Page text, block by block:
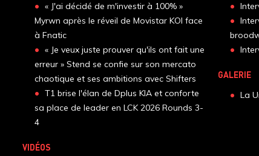
« J'ai décidé de m'investir à 100% »
Myrwn après le réveil de Movistar KOI face
à Fnatic
« Je veux juste prouver qu'ils ont fait une
erreur » Stend se confie sur son mercato
chaotique et ses ambitions avec Shifters
T1 brise l'élan de Dplus KIA et conforte
sa place de leader en LCK 2026 Rounds 3-
4
VIDÉOS
GALERIE
La